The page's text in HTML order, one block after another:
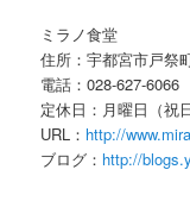
ミラノ食堂
住所：宇都宮市戸祭
電話：028-627-6066
定休日：月曜日（祝
URL： http://
ブログ： http://